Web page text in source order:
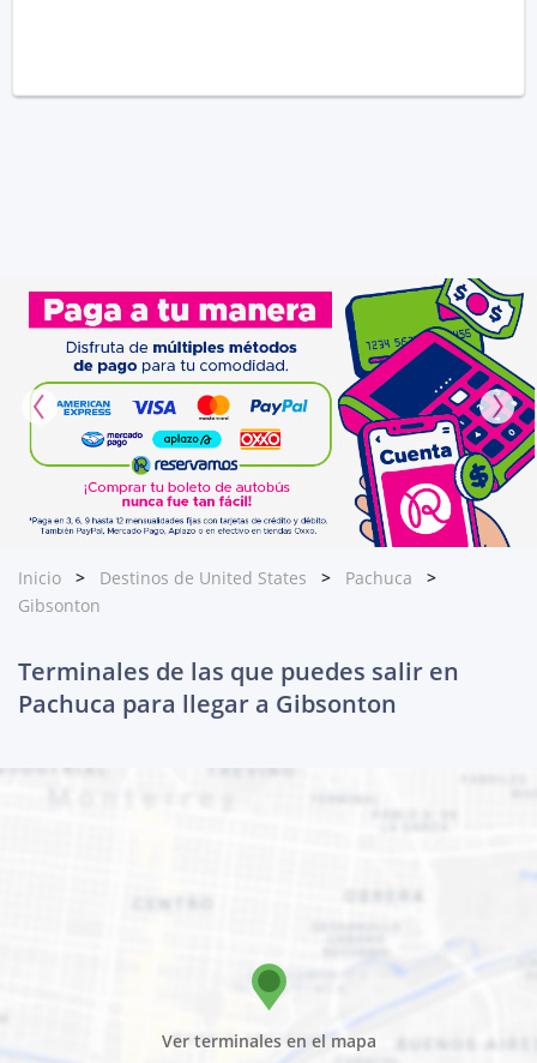
Inicio Destinos de United States
Pachuca
Gibsonton
Terminales de las que puedes salir en
Pachuca para llegar a Gibsonton
Ver terminales en el mapa